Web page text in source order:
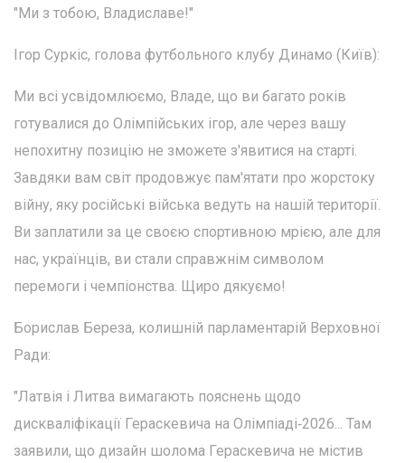
"Ми з тобою, Владиславе!"
Ігор Суркіс, голова футбольного клубу Динамо (Київ):
Ми всі усвідомлюємо, Владе, що ви багато років
готувалися до Олімпійських ігор, але через вашу
непохитну позицію не зможете з'явитися на старті.
Завдяки вам світ продовжує пам'ятати про жорстоку
війну, яку російські війська ведуть на нашій території.
Ви заплатили за це своєю спортивною мрією, але для
нас, українців, ви стали справжнім символом
перемоги і чемпіонства. Щиро дякуємо!
Борислав Береза, колишній парламентарій Верховної
Ради:
"Латвія і Литва вимагають пояснень щодо
дискваліфікації Гераскевича на Олімпіаді‑2026... Там
заявили, що дизайн шолома Гераскевича не містив